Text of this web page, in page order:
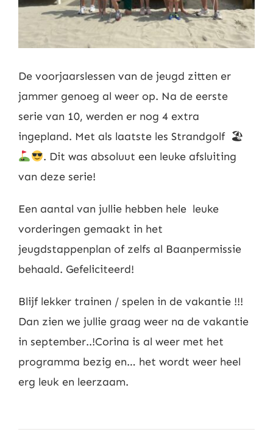
Leden
De voorjaarslessen van de jeugd zitten er
jammer genoeg al weer op. Na de eerste
serie van 10, werden er nog 4 extra
ingepland. Met als laatste les Strandgolf 🏖
. Dit was absoluut een leuke afsluiting
van deze serie!
Een aantal van jullie hebben hele leuke
vorderingen gemaakt in het
jeugdstappenplan of zelfs al Baanpermissie
behaald. Gefeliciteerd!
Blijf lekker trainen / spelen in de vakantie !!!
Dan zien we jullie graag weer na de vakantie
in september..!Corina is al weer met het
programma bezig en… het wordt weer heel
erg leuk en leerzaam.